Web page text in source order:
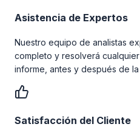
Asistencia de Expertos
Nuestro equipo de analistas
completo y resolverá
informe, antes y después de la
Satisfacción del Cliente